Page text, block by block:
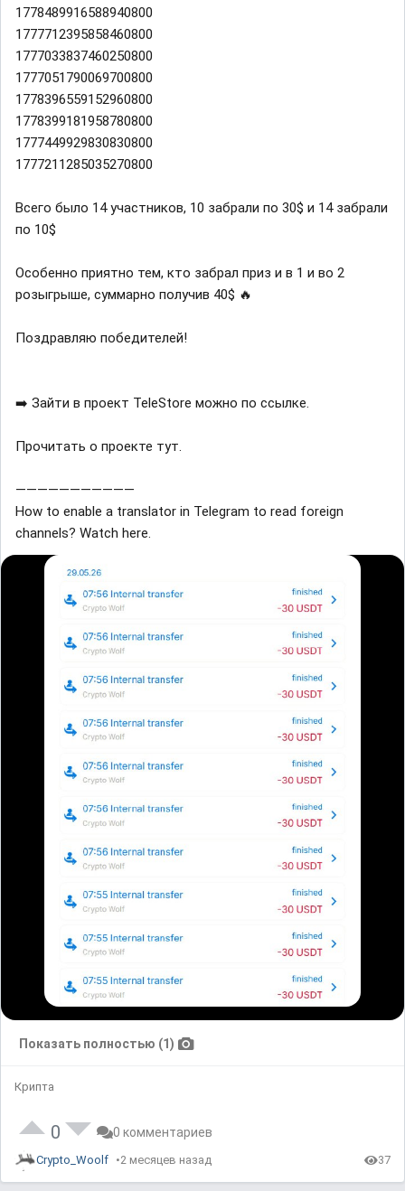
1778489916588940800
1777712395858460800
1777033837460250800
1777051790069700800
1778396559152960800
1778399181958780800
1777449929830830800
1777211285035270800
Всего было 14 участников, 10 забрали по 30$ и 14 забрали
по 10$
Особенно приятно тем, кто забрал приз и в 1 и во 2
розыгрыше, суммарно получив 40$ 🔥
Поздравляю победителей!
➡️ Зайти в проект TeleStore можно по ссылке.
Прочитать о проекте тут.
———————————
How to enable a translator in Telegram to read foreign
channels? Watch here.
Показать полностью (1)
Крипта
0 0 комментариев
Crypto_Woolf 2 месяцев назад 37